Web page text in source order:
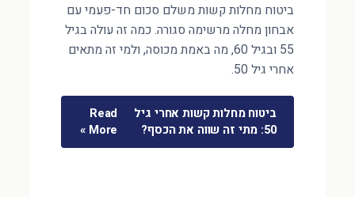
ביטוח מחלות קשות משלם סכום חד-פעמי עם
אבחון מחלה מרשימה סגורה. כמה זה עולה בגיל
55 ובגיל 60, מה באמת מכוסה, ולמי זה מתאים
אחרי גיל 50.
ביטוח מחלות קשות אחרי גיל
50: מתי זה שווה את הכסף?
Read
More »